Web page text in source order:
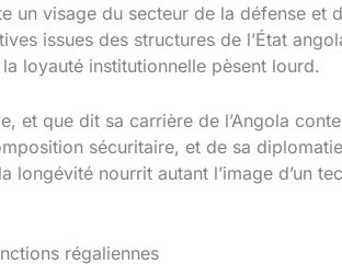
un visage du secteur de la défense et
issues des structures de l’État
loyauté institutionnelle pèsent lourd.
et que dit sa carrière de l’Angola
sécuritaire, et de sa
nourrit autant l’image d’un
régaliennes